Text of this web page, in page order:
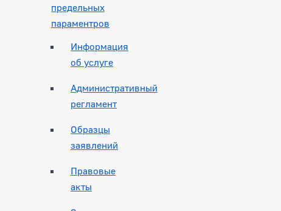
предельных
параментров
Информация
об услуге
Административный
регламент
Образцы
заявлений
Правовые
акты